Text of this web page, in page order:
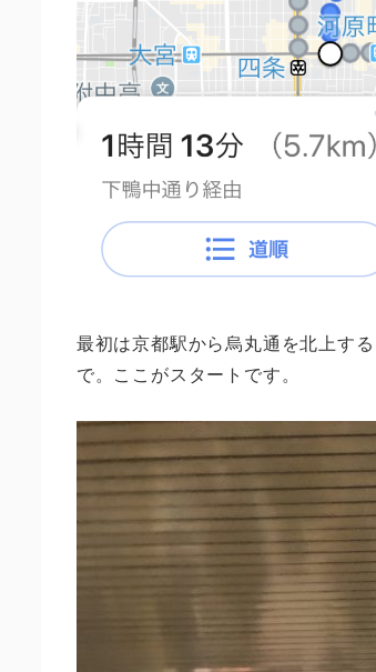
最初は京都駅から烏丸通を北上す
で。ここがスタートです。